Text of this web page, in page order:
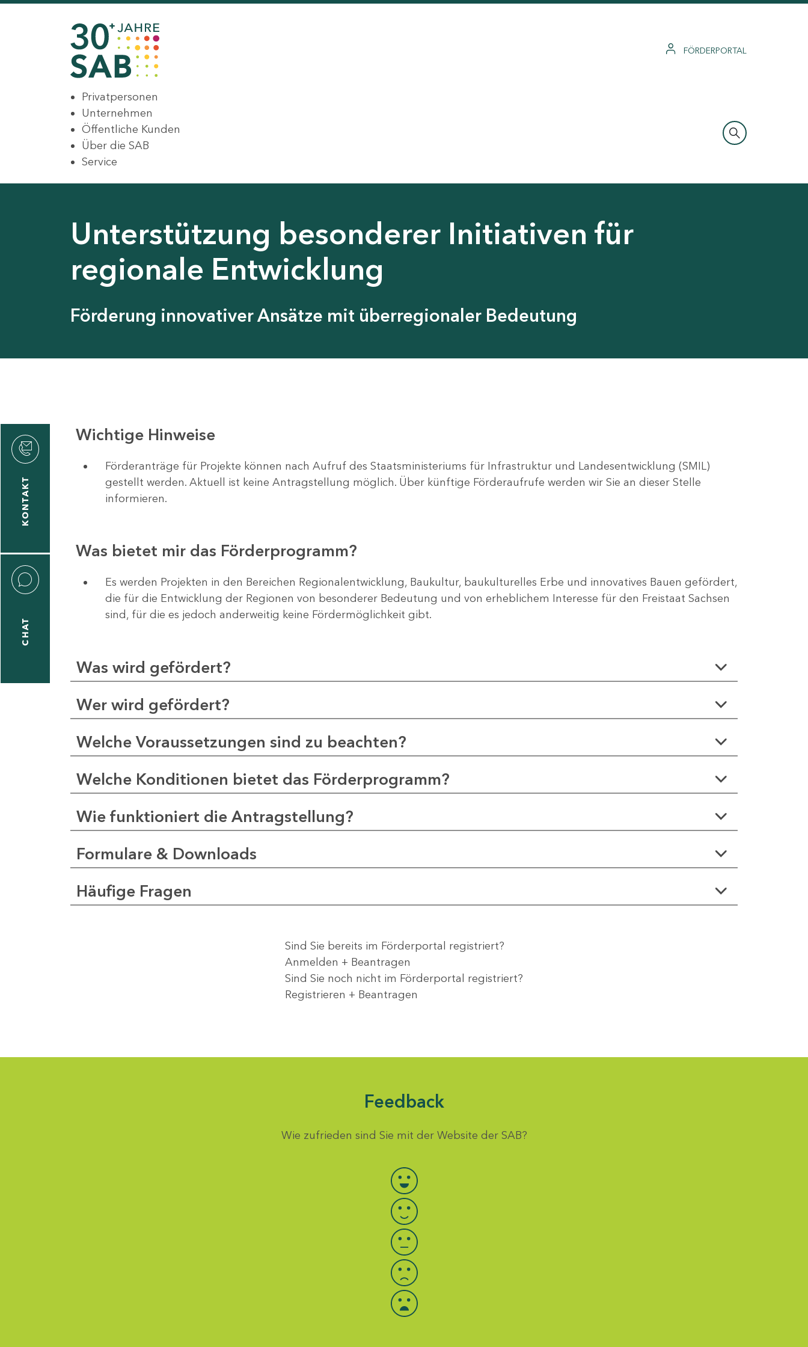
FÖRDERPORTAL
Privatpersonen
Unternehmen
Öffentliche Kunden
Über die SAB
Service
Unterstützung besonderer Initiativen für
regionale Entwicklung
Förderung innovativer Ansätze mit überregionaler Bedeutung
KONTAKT
CHAT
Wichtige Hinweise
Förderanträge für Projekte können nach Aufruf des Staatsministeriums für Infrastruktur und Landesentwicklung (SMIL)
gestellt werden. Aktuell ist keine Antragstellung möglich. Über künftige Förderaufrufe werden wir Sie an dieser Stelle
informieren.
Was bietet mir das Förderprogramm?
Es werden Projekten in den Bereichen Regionalentwicklung, Baukultur, baukulturelles Erbe und innovatives Bauen gefördert,
die für die Entwicklung der Regionen von besonderer Bedeutung und von erheblichem Interesse für den Freistaat Sachsen
sind, für die es jedoch anderweitig keine Fördermöglichkeit gibt.
Was wird gefördert?
Wer wird gefördert?
Welche Voraussetzungen sind zu beachten?
Welche Konditionen bietet das Förderprogramm?
Wie funktioniert die Antragstellung?
Formulare & Downloads
Häufige Fragen
Sind Sie bereits im Förderportal registriert?
Anmelden + Beantragen
Sind Sie noch nicht im Förderportal registriert?
Registrieren + Beantragen
Feedback
Wie zufrieden sind Sie mit der Website der SAB?
Bewertung auswählen